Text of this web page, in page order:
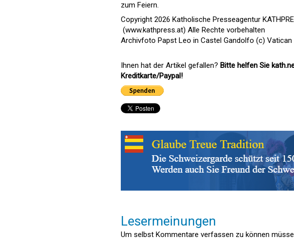
zum Feiern.
Copyright 2026 Katholische Presseagentur
(www.kathpress.at) Alle Rechte vorbehalten
Archivfoto Papst Leo in Castel Gandolfo (c) Vatican
Ihnen hat der Artikel gefallen? Bitte helfen Sie
Kreditkarte/Paypal!
Lesermeinungen
Um selbst Kommentare verfassen zu können